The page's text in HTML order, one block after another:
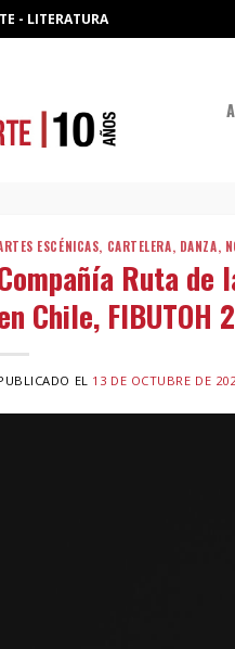
- LITERATURA
ESCÉNICAS, CARTELERA, DANZA,
Ruta de
Chile, FIBUTOH
EL 13 DE OCTUBRE DE